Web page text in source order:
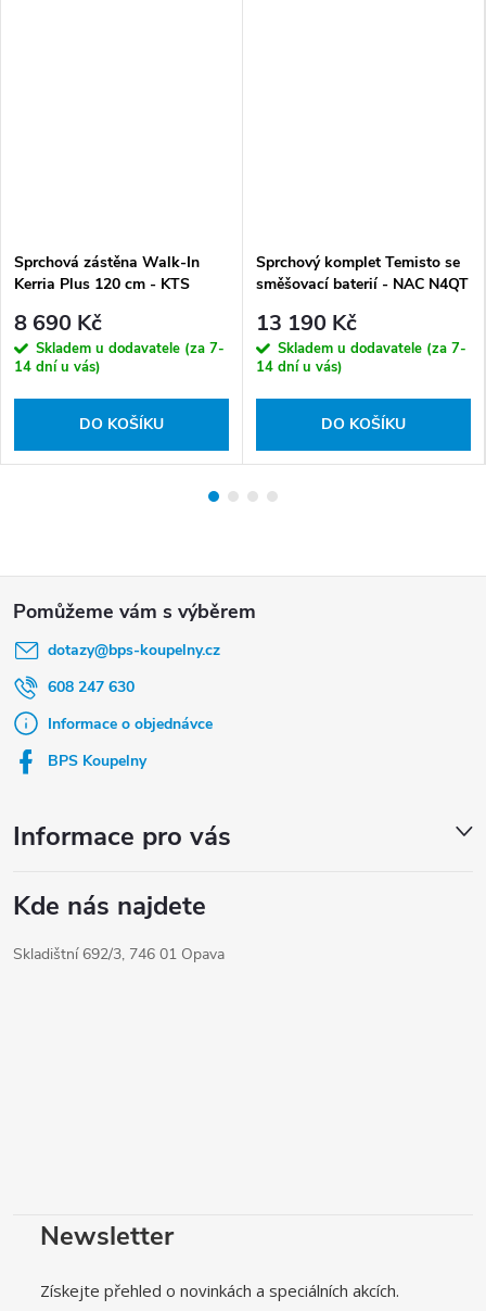
Sprchová zástěna Walk-In
Kerria Plus 120 cm - KTS
8 690 Kč
Skladem u dodavatele (za 7-
14 dní u vás)
DO KOŠÍKU
Sprchový komplet Temisto se
směšovací baterií - NAC N4QT
13 190 Kč
Skladem u dodavatele (za 7-
14 dní u vás)
DO KOŠÍKU
dotazy@bps-koupelny.cz
608 247 630
Informace o objednávce
BPS Koupelny
Informace pro vás
Kde nás najdete
Skladištní 692/3, 746 01 Opava
Newsletter
Získejte přehled o novinkách a speciálních akcích.